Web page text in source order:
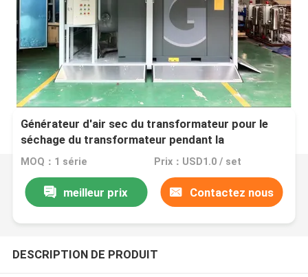
Générateur d'air sec du transformateur pour le
séchage du transformateur pendant la
maintenance
MOQ：1 série Prix：USD1.0 / set
meilleur prix Contactez nous
DESCRIPTION DE PRODUIT